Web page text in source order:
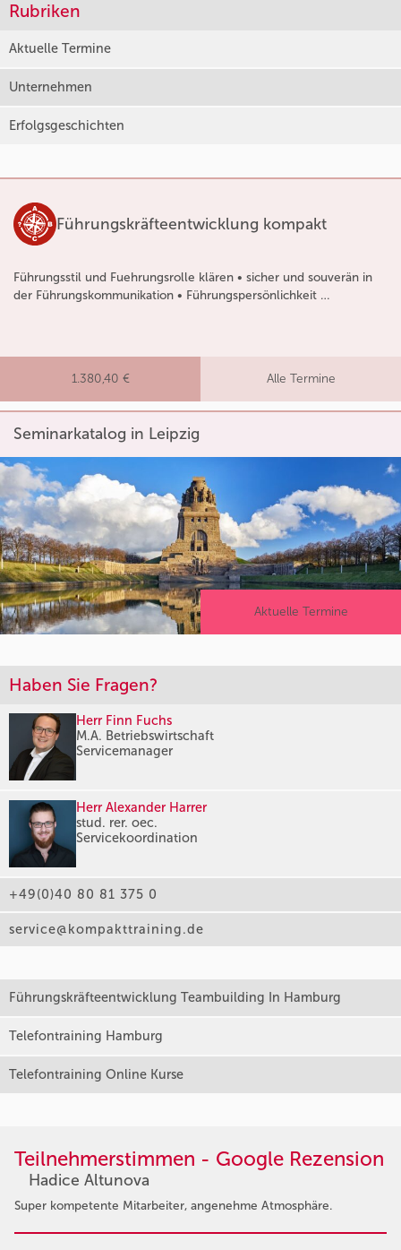
Rubriken
Aktuelle Termine
Unternehmen
Erfolgsgeschichten
Haben Sie Fragen?
Herr Finn Fuchs
M.A. Betriebswirtschaft
Servicemanager
Herr Alexander Harrer
stud. rer. oec.
Servicekoordination
+49(0)40 80 81 375 0
service@kompakttraining.de
Führungskräfteentwicklung kompakt
Führungsstil und Fuehrungsrolle klären • sicher und souverän in
der Führungskommunikation • Führungspersönlichkeit …
1.380,40 € Alle Termine
Seminarkatalog in Leipzig
Aktuelle Termine
Führungskräfteentwicklung Teambuilding In Hamburg
Telefontraining Hamburg
Telefontraining Online Kurse
Teilnehmerstimmen - Google Rezension
Hadice Altunova
Super kompetente Mitarbeiter, angenehme Atmosphäre.